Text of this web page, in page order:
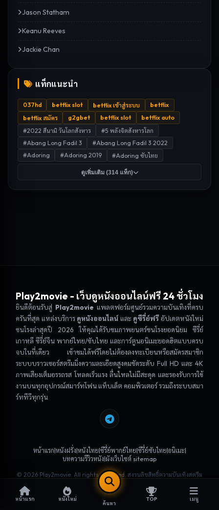
Jason Statham
Keanu Reeves
Jackie Chan
แท็กแนะนำ
037hd betflix slot betflix เข้าสู่ระบบ
betflix
betflix สมัคร
g2gbet betflix slot
betflix auto
#2022 สึนามิ วันโลกสังหาร #5 พลังจิตสังหารโลก
#Abang Long Fadil 3 #Abang Long Fadil 3 2022
#Adoring #Adoring 2019 #Adoring ซับไทย
ดูเพิ่มเติม (314แท็ก)
Play2movie - เว็บดูหนังออนไลน์ฟรี 24 ชั่วโมง
ยินดีต้อนรับสู่ Play2movie แพลตฟอร์มศูนย์รวมความบันเทิงที่ครบ
ครันที่สุด แหล่งบริการ ดูหนังออนไลน์ และ ดูซีรี่ย์ฟรี อัปเดตหนังใหม่
ชนโรงล่าสุดปี 2026 ให้คุณได้รับชมภาพยนตร์ชนโรงยอดนิยม ซีรี่ย์
เกาหลี ซีรี่ย์จีน พากย์ไทย/ซับไทย และการ์ตูนอนิเมะยอดฮิตแบบครบ
จบในที่เดียว เข้าชมได้ฟรีโดยไม่ต้องลงทะเบียนหรือสมัครสมาชิก
ระบบบราวเซอร์สตรีมมิ่งความละเอียดสูงคมชัดระดับ Full HD และ 4K
ภาพเสียงเต็มอรรถรส โหลดเร็วแรง ลื่นไหลไม่มีสะดุด และรองรับการใช้
งานบนทุกอุปกรณ์สมาร์ทโฟน แท็บเล็ต คอมพิวเตอร์ รวมถึงระบบสมา
ร์ททีวีทุกรุ่น
หน้าแรก|หนังฝรั่ง|หนังไทย|ซีรี่ย์พากย์ไทย|ซีรี่ย์ซับไทย|อนิเมะ|
บทความรีวิวหนัง|ผังเว็บไซต์ sitemap
© 2026 Play2movie. All rights reserved. สงวนลิขสิทธิ์ความบันเทิงสตรีม
มิ่ง
หน้าแรก หนังใหม่
ค้นหา
TOP เมนู